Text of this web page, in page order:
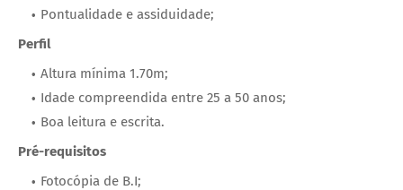
Pontualidade e assiduidade;
Perfil
Altura mínima 1.70m;
Idade compreendida entre 25 a 50 anos;
Boa leitura e escrita.
Pré-requisitos
Fotocópia de B.I;